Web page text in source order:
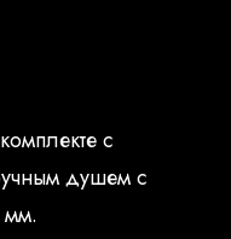
с
душем с